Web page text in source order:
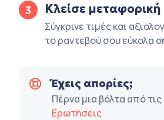
3 Κλείσε μεταφορική
Σύγκρινε τιμές και
το ραντεβού σου εύκολα
Έχεις απορίες;
Πέρνα μια βόλτα από τις
Ερωτήσεις